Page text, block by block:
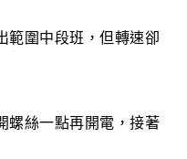
範圍中段班，但轉速卻
螺絲一點再開電，接著